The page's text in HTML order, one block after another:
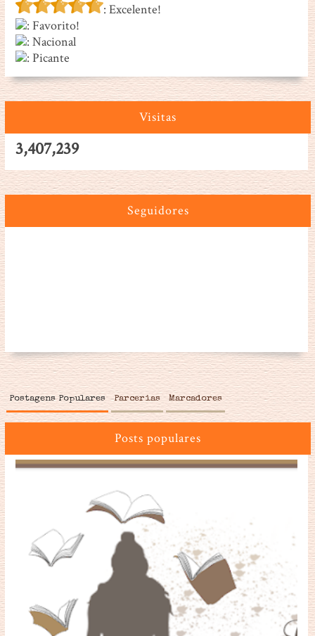
: Excelente!
: Favorito!
: Nacional
: Picante
Visitas
3,407,239
Seguidores
Postagens Populares Parcerias Marcadores
Posts populares